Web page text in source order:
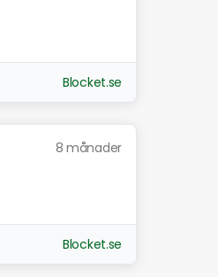
Blocket.se
8 månader
Blocket.se